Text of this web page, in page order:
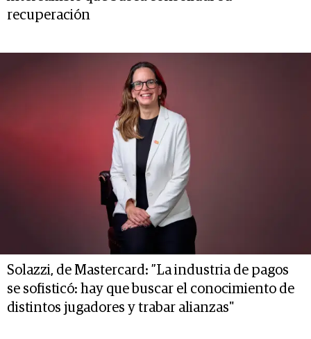
recuperación
Solazzi, de Mastercard: ”La industria de pagos
se sofisticó: hay que buscar el conocimiento de
distintos jugadores y trabar alianzas"